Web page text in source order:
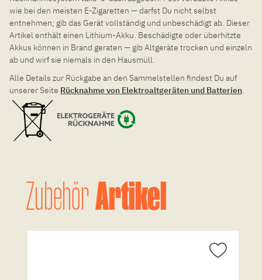
wie bei den meisten E-Zigaretten — darfst Du nicht selbst
entnehmen; gib das Gerät vollständig und unbeschädigt ab. Dieser
Artikel enthält einen Lithium-Akku. Beschädigte oder überhitzte
Akkus können in Brand geraten — gib Altgeräte trocken und einzeln
ab und wirf sie niemals in den Hausmüll.
Alle Details zur Rückgabe an den Sammelstellen findest Du auf
unserer Seite Rücknahme von Elektroaltgeräten und Batterien.
ZubehörArtikel